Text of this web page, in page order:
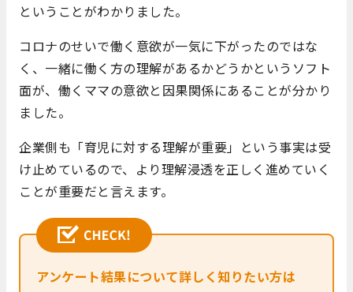
ということがわかりました。
コロナのせいで働く意欲が一気に下がったのではな
く、一緒に働く方の理解があるかどうかというソフト
面が、働くママの意欲と因果関係にあることが分かり
ました。
企業側も「育児に対する理解が重要」という事実は受
け止めているので、より理解浸透を正しく進めていく
ことが重要だと言えます。
アンケート結果について詳しく知りたい方は